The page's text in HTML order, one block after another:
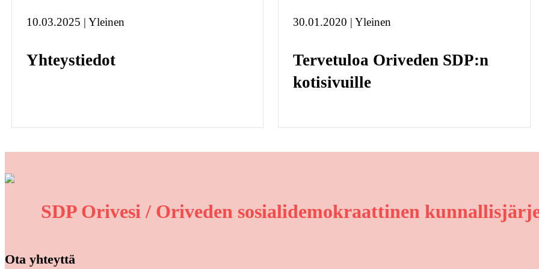
10.03.2025 | Yleinen
Yhteystiedot
30.01.2020 | Yleinen
Tervetuloa Oriveden SDP:n
kotisivuille
SDP Orivesi / Oriveden sosialidemokraattinen
Ota yhteyttä